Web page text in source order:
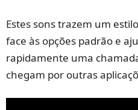
Estes sons trazem um
face às opções padrão e
rapidamente uma
chegam por outras